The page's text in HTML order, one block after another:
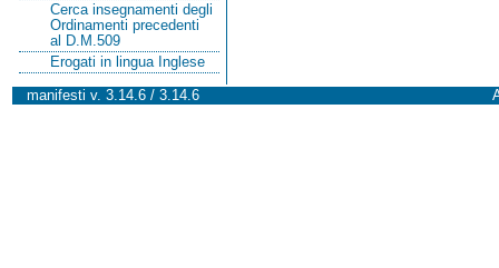
Cerca insegnamenti degli
Ordinamenti precedenti
al D.M.509
Erogati in lingua Inglese
manifesti v. 3.14.6 / 3.14.6